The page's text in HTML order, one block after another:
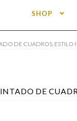
SHOP
DE CUADROS, ESTILO
DE